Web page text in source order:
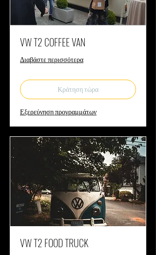
VW T2 COFFEE VAN
Διαβάστε περισσότερα
Κράτηση τώρα
Εξερεύνηση προγραμμάτων
VW T2 FOOD TRUCK